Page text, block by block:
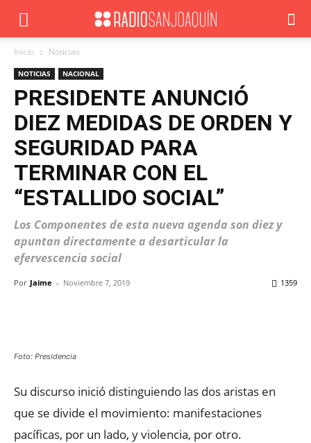
Inicio Noticias
NOTICIAS NACIONAL
PRESIDENTE ANUNCIÓ
DIEZ MEDIDAS DE ORDEN Y
SEGURIDAD PARA
TERMINAR CON EL
“ESTALLIDO SOCIAL”
Los Componentes de esta nueva agenda son diez y
apuntan directamente a desarticular la
efervescencia social
Por Jaime - Noviembre 7, 2019 1359
Foto: Presidencia
Su discurso inició distinguiendo las dos aristas en
que se divide el movimiento: manifestaciones
pacíficas, por un lado, y violencia, por otro.